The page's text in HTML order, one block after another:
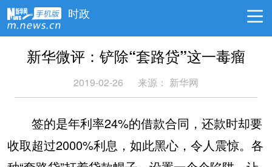
时政
新华微评：铲除“套路贷”这一毒瘤
2019-02-26 来源： 新华网
签的是年利率24%的借款合同，还款时却要
收取超过2000%利息，如此黑心，令人震惊。各